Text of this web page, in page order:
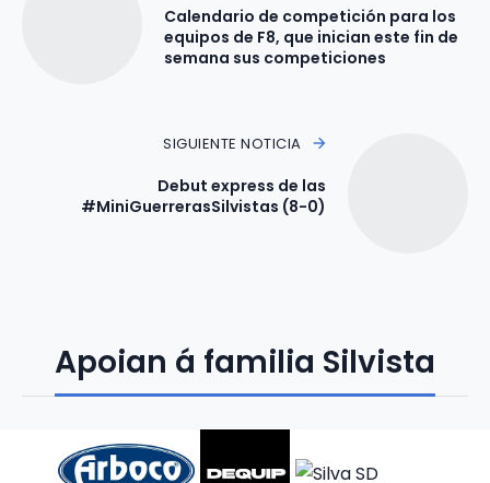
Calendario de competición para los
equipos de F8, que inician este fin de
semana sus competiciones
SIGUIENTE NOTICIA
Debut express de las
#MiniGuerrerasSilvistas (8-0)
Apoian á familia Silvista